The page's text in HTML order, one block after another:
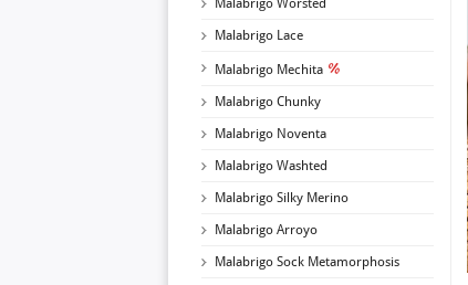
Malabrigo Worsted
Malabrigo Lace
Malabrigo Mechita
Malabrigo Chunky
Malabrigo Noventa
Malabrigo Washted
Malabrigo Silky Merino
Malabrigo Arroyo
Malabrigo Sock Metamorphosis